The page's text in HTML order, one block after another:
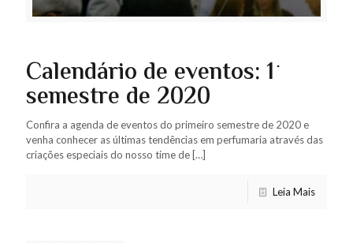
Calendário de eventos: 1º
semestre de 2020
Confira a agenda de eventos do primeiro semestre de 2020 e
venha conhecer as últimas tendências em perfumaria através das
criações especiais do nosso time de […]
Leia Mais